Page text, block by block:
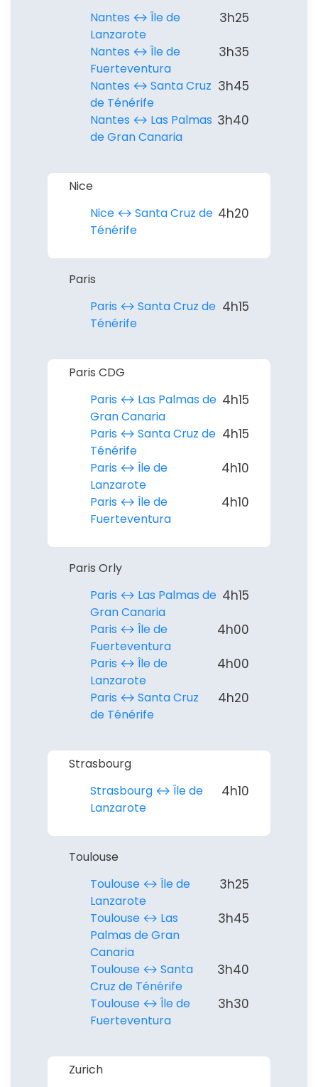
Nantes ↔︎ Île de
Lanzarote
3h25
Nantes ↔︎ Île de
Fuerteventura
3h35
Nantes ↔︎ Santa Cruz
de Ténérife
3h45
Nantes ↔︎ Las Palmas
de Gran Canaria
3h40
Nice
Nice ↔︎ Santa Cruz de
Ténérife
4h20
Paris
Paris ↔︎ Santa Cruz de
Ténérife
4h15
Paris CDG
Paris ↔︎ Las Palmas de
Gran Canaria
4h15
Paris ↔︎ Santa Cruz de
Ténérife
4h15
Paris ↔︎ Île de
Lanzarote
4h10
Paris ↔︎ Île de
Fuerteventura
4h10
Paris Orly
Paris ↔︎ Las Palmas de
Gran Canaria
4h15
Paris ↔︎ Île de
Fuerteventura
4h00
Paris ↔︎ Île de
Lanzarote
4h00
Paris ↔︎ Santa Cruz
de Ténérife
4h20
Strasbourg
Strasbourg ↔︎ Île de
Lanzarote
4h10
Toulouse
Toulouse ↔︎ Île de
Lanzarote
3h25
Toulouse ↔︎ Las
Palmas de Gran
Canaria
3h45
Toulouse ↔︎ Santa
Cruz de Ténérife
3h40
Toulouse ↔︎ Île de
Fuerteventura
3h30
Zurich